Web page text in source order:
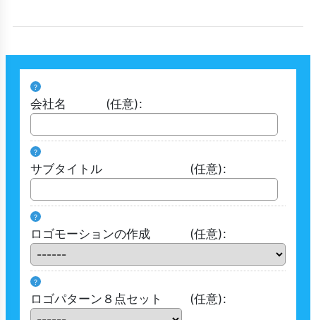
?
会社名 (任意):
?
サブタイトル (任意):
?
ロゴモーションの作成 (任意):
?
ロゴパターン８点セット (任意):